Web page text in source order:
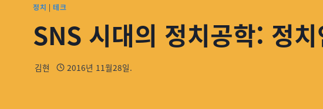
정치 | 테크
SNS 시대의 정치공학: 정
김현 2016년 11월28일.